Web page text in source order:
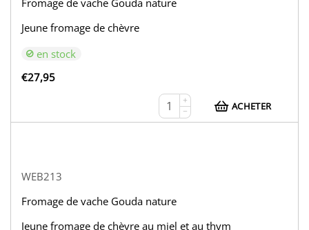
Fromage de vache Gouda nature
Jeune fromage de chèvre
en stock
€27,95
+
−
ACHETER
WEB213
Fromage de vache Gouda nature
Jeune fromage de chèvre au miel et au thym